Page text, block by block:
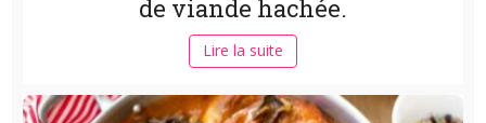
de viande hachée.
Lire la suite